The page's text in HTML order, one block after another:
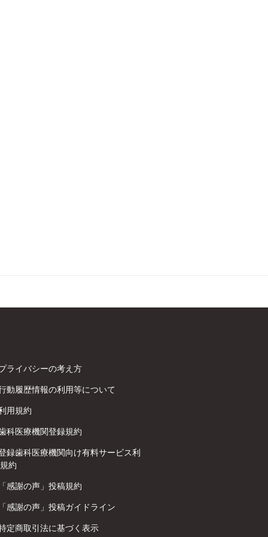
ライバシーの考え方
動履歴情報の利用等について
用規約
科医療機関登録規約
録歯科医療機関向け有料サービス利
約
「感謝の声」投稿規約
「感謝の声」投稿ガイドライン
定商取引法に基づく表示